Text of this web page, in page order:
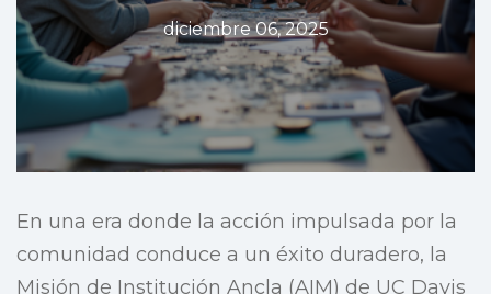
diciembre 06, 2025
En una era donde la acción impulsada por la
comunidad conduce a un éxito duradero, la
Misión de Institución Ancla (AIM) de UC Davis